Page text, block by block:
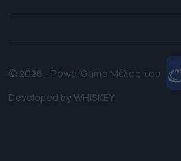
© 2026 - PowerGame. Μέλος του
Developed by WHISKEY